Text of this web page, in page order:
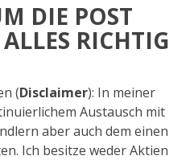
DIE POST
RICHTIG
(Disclaimer): In meiner
Austausch mit
aber auch dem einen
Ich besitze weder Aktien